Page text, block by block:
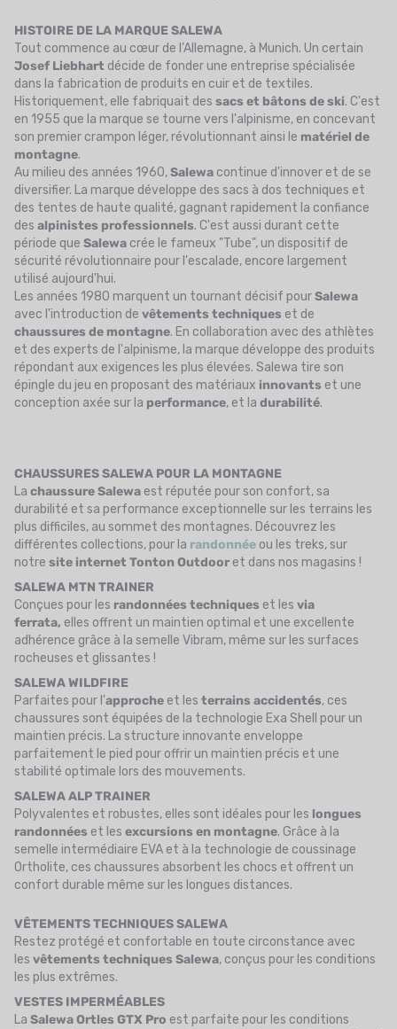
HISTOIRE DE LA MARQUE SALEWA
Tout commence au cœur de l’Allemagne, à Munich. Un certain
Josef Liebhart décide de fonder une entreprise spécialisée
dans la fabrication de produits en cuir et de textiles.
Historiquement, elle fabriquait des sacs et bâtons de ski. C'est
en 1955 que la marque se tourne vers l'alpinisme, en concevant
son premier crampon léger, révolutionnant ainsi le matériel de
montagne.
Au milieu des années 1960,Salewa continue d'innover et de se
diversifier. La marque développe des sacs à dos techniques et
des tentes de haute qualité, gagnant rapidement la confiance
des alpinistes professionnels. C'est aussi durant cette
période que Salewa crée le fameux "Tube", un dispositif de
sécurité révolutionnaire pour l'escalade, encore largement
utilisé aujourd'hui.
Les années 1980 marquent un tournant décisif pourSalewa
avec l'introduction de vêtements techniques et de
chaussures de montagne. En collaboration avec des athlètes
et des experts de l'alpinisme, la marque développe des produits
répondant aux exigences les plus élevées. Salewa tire son
épingle du jeu en proposant des matériaux innovants et une
conception axée sur la performance, et la durabilité.
CHAUSSURES SALEWA POUR LA MONTAGNE
La chaussure Salewa est réputée pour son confort, sa
durabilité et sa performance exceptionnelle sur les terrains les
plus difficiles, au sommet des montagnes. Découvrez les
différentes collections, pour la randonnée ou les treks, sur
notre site internet Tonton Outdoor et dans nos magasins !
SALEWA MTN TRAINER
Conçues pour les randonnées techniques et les via
ferrata, elles offrent un maintien optimal et une excellente
adhérence grâce à la semelle Vibram, même sur les surfaces
rocheuses et glissantes !
SALEWA WILDFIRE
Parfaites pour l'approche et les terrains accidentés, ces
chaussures sont équipées de la technologie Exa Shell pour un
maintien précis. La structure innovante enveloppe
parfaitement le pied pour offrir un maintien précis et une
stabilité optimale lors des mouvements.
SALEWA ALP TRAINER
Polyvalentes et robustes, elles sont idéales pour les longues
randonnées et les excursions en montagne. Grâce à la
semelle intermédiaire EVA et à la technologie de coussinage
Ortholite, ces chaussures absorbent les chocs et offrent un
confort durable même sur les longues distances.
VÊTEMENTS TECHNIQUES SALEWA
Restez protégé et confortable en toute circonstance avec
les vêtements techniques Salewa, conçus pour les conditions
les plus extrêmes.
VESTES IMPERMÉABLES
La Salewa Ortles GTX Pro est parfaite pour les conditions